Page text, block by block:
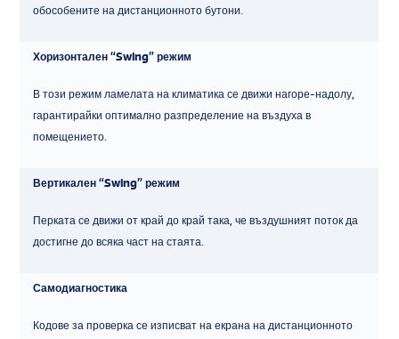
обособените на дистанционното бутони.
Хоризонтален “Swing” режим
В този режим ламелата на климатика се движи нагоре-надолу,
гарантирайки оптимално разпределение на въздуха в
помещението.
Вертикален “Swing” режим
Перката се движи от край до край така, че въздушният поток да
достигне до всяка част на стаята.
Самодиагностика
Кодове за проверка се изписват на екрана на дистанционното